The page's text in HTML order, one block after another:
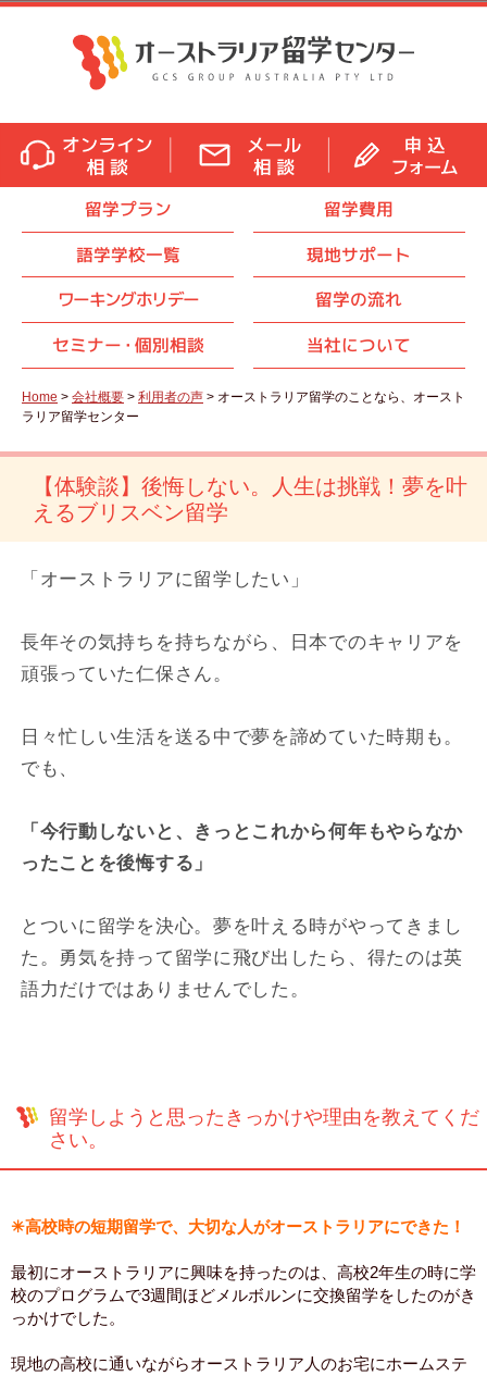
留学プラン
留学費用
語学学校一覧
現地サポート
ワーキングホリデー
留学の流れ
セミナー・ 個別相談 当社について
Home > 会社概要 > 利用者の声 > オーストラリア留学のことなら、オースト
ラリア留学センター
【体験談】後悔しない。人生は挑戦！夢を叶
えるブリスベン留学
「オーストラリアに留学したい」
長年その気持ちを持ちながら、日本でのキャリアを
頑張っていた仁保さん。
日々忙しい生活を送る中で夢を諦めていた時期も。
でも、
「今行動しないと、きっとこれから何年もやらなか
ったことを後悔する」
とついに留学を決心。夢を叶える時がやってきまし
た。勇気を持って留学に飛び出したら、得たのは英
語力だけではありませんでした。
留学しようと思ったきっかけや理由を教えてくだ
さい。
✳︎高校時の短期留学で、大切な人がオーストラリアにできた！
最初にオーストラリアに興味を持ったのは、高校2年生の時に学
校のプログラムで3週間ほどメルボルンに交換留学をしたのがき
っかけでした。
現地の高校に通いながらオーストラリア人のお宅にホームステ